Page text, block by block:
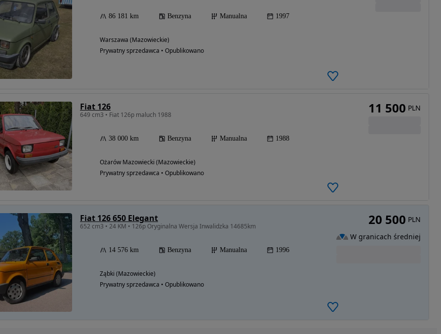
86 181 km Benzyna Manualna 1997
Warszawa (Mazowieckie)
Prywatny sprzedawca • Opublikowano
Fiat 126
649 cm3 • Fiat 126p maluch 1988
38 000 km Benzyna Manualna 1988
Ożarów Mazowiecki (Mazowieckie)
Prywatny sprzedawca • Opublikowano
11 500 PLN
Fiat 126 650 Elegant
652 cm3 • 24 KM • 126p Oryginalna Wersja Inwalidzka 14685km
14 576 km Benzyna Manualna 1996
Ząbki (Mazowieckie)
Prywatny sprzedawca • Opublikowano
20 500 PLN
W granicach średniej